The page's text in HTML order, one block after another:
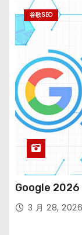
谷歌SEO
Google 2026
3 月 28, 2026